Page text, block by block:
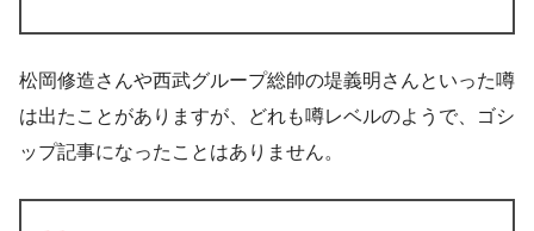
松岡修造さんや西武グループ総帥の堤義明さんといった噂
は出たことがありますが、どれも噂レベルのようで、ゴシ
ップ記事になったことはありません。